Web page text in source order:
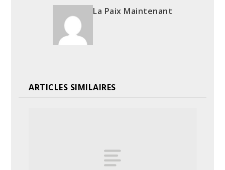
La Paix Maintenant
ARTICLES SIMILAIRES